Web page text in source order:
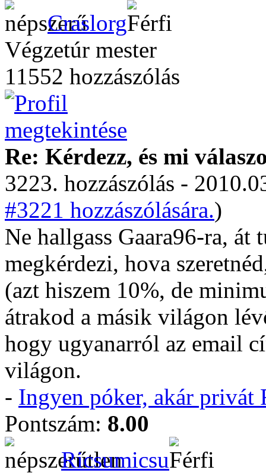
Craslorg
Végzetúr mester
11552 hozzászólás
Re: Kérdezz, és mi
3223. hozzászólás -
#3221 hozzászólására.)
Ne hallgass Gaara96-ra,
megkérdezi, hova
(azt hiszem 10%, de
átrakod a másik világon
hogy ugyanarról az email
világon.
- Ingyen póker, akár privát
Pontszám: 8.00
Ricsumicsu